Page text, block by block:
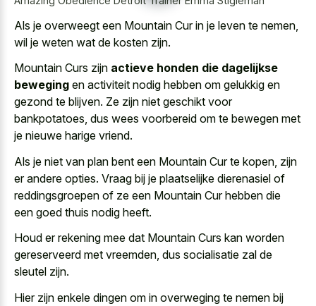
Als je overweegt een Mountain Cur in je leven te nemen,
wil je weten wat de kosten zijn.
Mountain Curs zijn actieve honden die dagelijkse
beweging en activiteit nodig hebben om gelukkig en
gezond te blijven. Ze zijn niet geschikt voor
bankpotatoes, dus wees voorbereid om te bewegen met
je nieuwe harige vriend.
Als je niet van plan bent een Mountain Cur te kopen, zijn
er andere opties. Vraag bij je plaatselijke dierenasiel of
reddingsgroepen of ze een Mountain Cur hebben die
een goed thuis nodig heeft.
Houd er rekening mee dat Mountain Curs kan worden
gereserveerd met vreemden, dus socialisatie zal de
sleutel zijn.
Hier zijn enkele dingen om in overweging te nemen bij